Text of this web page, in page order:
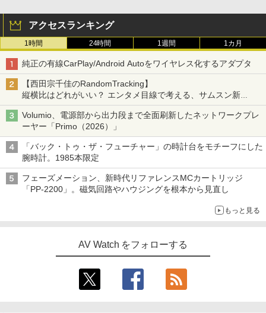
アクセスランキング
1時間 24時間 1週間 1カ月
純正の有線CarPlay/Android Autoをワイヤレス化するアダプタ
【西田宗千佳のRandomTracking】
縦横比はどれがいい？ エンタメ目線で考える、サムスン新
「Galaxy Z Fold」
Volumio、電源部から出力段まで全面刷新したネットワークプレ
ーヤー「Primo（2026）」
「バック・トゥ・ザ・フューチャー」の時計台をモチーフにした
腕時計。1985本限定
フェーズメーション、新時代リファレンスMCカートリッジ
「PP-2200」。磁気回路やハウジングを根本から見直し
もっと見る
AV Watch をフォローする